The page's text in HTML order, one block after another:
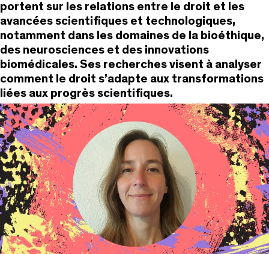
portent sur les relations entre le droit et les
avancées scientifiques et technologiques,
notamment dans les domaines de la bioéthique,
des neurosciences et des innovations
biomédicales. Ses recherches visent à analyser
comment le droit s’adapte aux transformations
liées aux progrès scientifiques.